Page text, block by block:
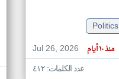
Politics
Jul 26, 2026
منذ ١٠ أيام
عدد الكلمات: ٤١٢